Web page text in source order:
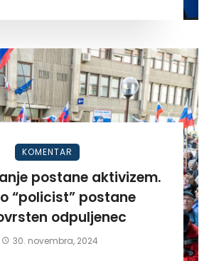
KOMENTAR
postane aktivizem.
postane
odpuljenec
30. novembra, 2024